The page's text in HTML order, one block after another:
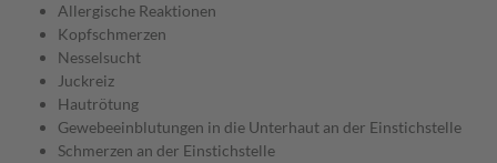
Allergische Reaktionen
Kopfschmerzen
Nesselsucht
Juckreiz
Hautrötung
Gewebeeinblutungen in die Unterhaut an der Einstichstelle
Schmerzen an der Einstichstelle